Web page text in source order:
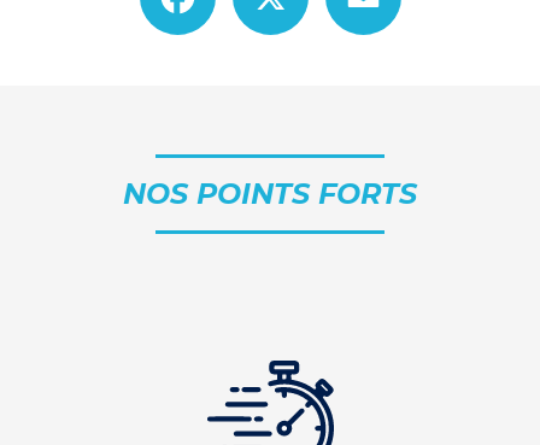
NOS POINTS FORTS